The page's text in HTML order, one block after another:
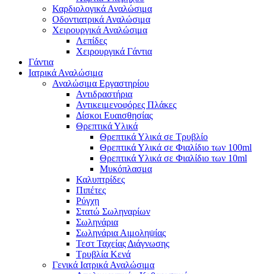
Καρδιολογικά Αναλώσιμα
Οδοντιατρικά Αναλώσιμα
Χειρουργικά Αναλώσιμα
Λεπίδες
Χειρουργικά Γάντια
Γάντια
Ιατρικά Αναλώσιμα
Αναλώσιμα Εργαστηρίου
Αντιδραστήρια
Αντικειμενοφόρες Πλάκες
Δίσκοι Ευαισθησίας
Θρεπτικά Υλικά
Θρεπτικά Υλικά σε Τρυβλίο
Θρεπτικά Υλικά σε Φιαλίδιο των 100ml
Θρεπτικά Υλικά σε Φιαλίδιο των 10ml
Μυκόπλασμα
Καλυπτρίδες
Πιπέτες
Ρύγχη
Στατώ Σωληναρίων
Σωληνάρια
Σωληνάρια Αιμοληψίας
Τεστ Ταχείας Διάγνωσης
Τρυβλία Κενά
Γενικά Ιατρικά Αναλώσιμα